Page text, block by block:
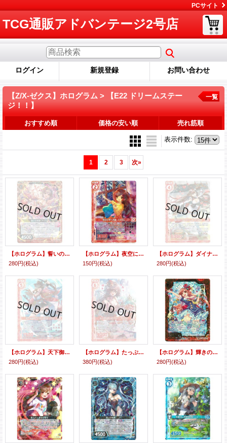
PCサイト
TCG通販アドバンテージ2号店
ログイン 新規登録 お問い合わせ
【Z/X-ゼクス】ホログラム > 【E22 ドリームステー
ジ！！】
一覧
おすすめ順 価格の安い順 売れ筋順
表示件数:
1 2 3 次»
【ホログラム】誓いの煌星 プリズム
280円(税込)
【ホログラム】夜空に咲く大輪 プリズム
150円(税込)
【ホログラム】ダイナーウェイトレス プリズム
280円(税込)
【ホログラム】天下御免のうっかり侍 プリズム
280円(税込)
【ホログラム】たっぷりストロベリー プリズム
380円(税込)
【ホログラム】輝きのステージ プリズム
280円(税込)